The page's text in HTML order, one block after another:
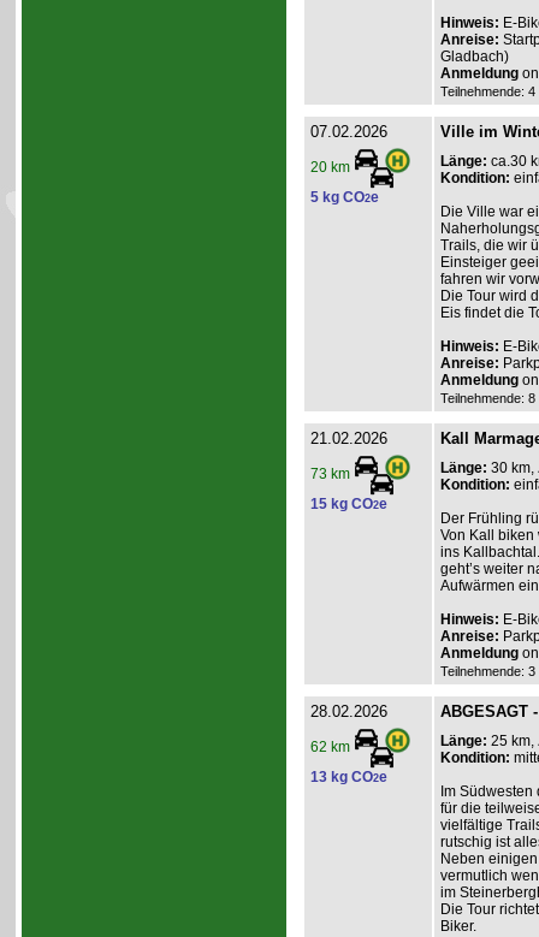
Hinweis: E-
Anreise:
Gladbach)
Anmeldung
Teilnehmende:
07.02.2026
20 km
5 kg CO2e
Ville im
Länge: ca.30
Kondition:
Die Ville war
Trails, die wir
Einsteiger
fahren wir
Die Tour wird
Eis findet die
Hinweis: E-
Anreise:
Anmeldung
Teilnehmende:
21.02.2026
73 km
15 kg CO2e
Kall
Länge: 30 km,
Kondition:
Der Frühling
Von Kall biken
ins
geht’s weiter
Aufwärmen
Hinweis: E-
Anreise:
Anmeldung
Teilnehmende:
28.02.2026
62 km
13 kg CO2e
ABGESAGT
Länge: 25 km,
Kondition:
Im
für die
vielfältige
rutschig ist
Neben
vermutlich
im
Die Tour
Biker.